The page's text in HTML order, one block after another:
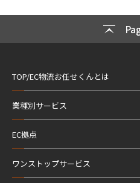
TOP/EC物流お任せくんとは
業種別サービス
EC拠点
ワンストップサービス